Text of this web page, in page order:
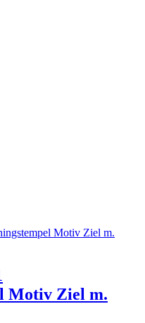
Motiv Ziel m.